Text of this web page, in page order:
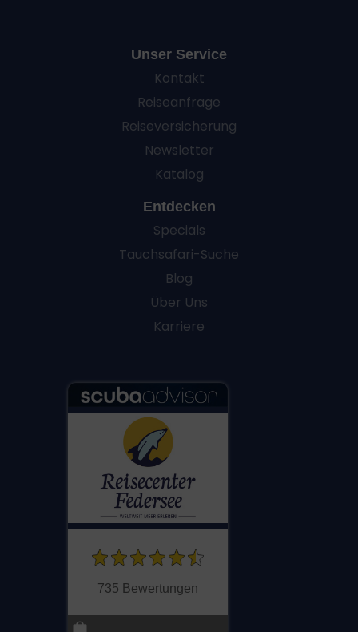
Unser Service
Kontakt
Reiseanfrage
Reiseversicherung
Newsletter
Katalog
Entdecken
Specials
Tauchsafari-Suche
Blog
Über Uns
Karriere
735 Bewertungen